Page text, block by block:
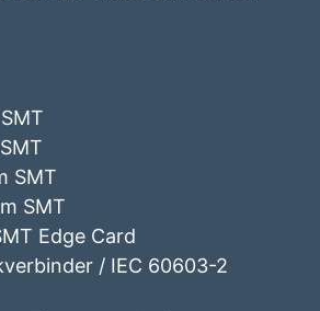
SMT
SMT
Edge Card
/ IEC 60603-2